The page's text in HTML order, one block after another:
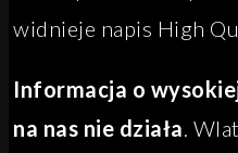
widnieje napis High
Informacja o
na nas nie działa.